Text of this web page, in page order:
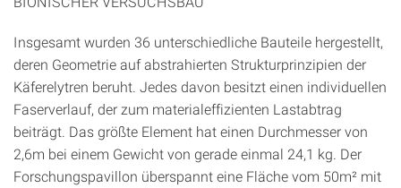
Insgesamt wurden 36 unterschiedliche Bauteile hergestellt,
deren Geometrie auf abstrahierten Strukturprinzipien der
Käferelytren beruht. Jedes davon besitzt einen individuellen
Faserverlauf, der zum materialeffizienten Lastabtrag
beiträgt. Das größte Element hat einen Durchmesser von
2,6m bei einem Gewicht von gerade einmal 24,1 kg. Der
Forschungspavillon überspannt eine Fläche vom 50m² mit